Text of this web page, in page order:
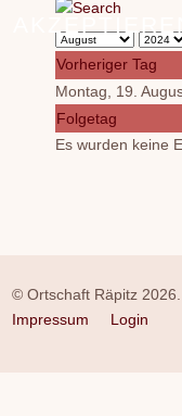
Vorheriger Tag
Montag, 19.
Folgetag
Es wurden keine
© Ortschaft Räpitz 2026.
Impressum
Login